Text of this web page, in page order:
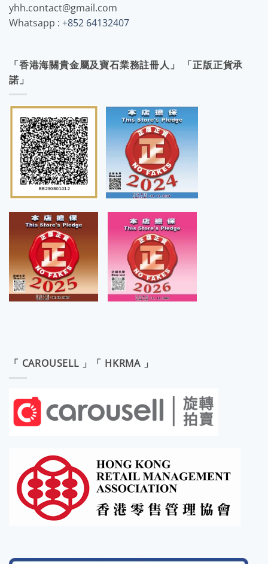
yhh.contact@gmail.com
Whatsapp : +852 64132407
「香港海關貴金屬及寶石業務註冊人」 「正版正貨承
諾」
「 CAROUSELL 」「 HKRMA 」